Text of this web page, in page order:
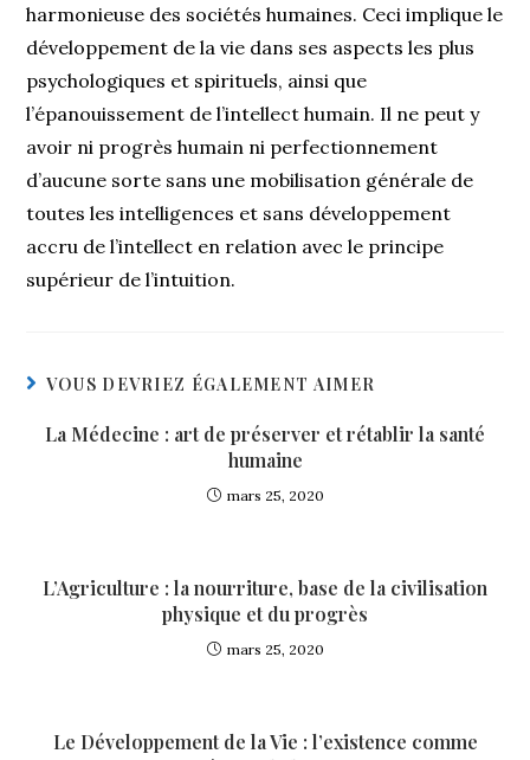
harmonieuse des sociétés humaines. Ceci implique le
développement de la vie dans ses aspects les plus
psychologiques et spirituels, ainsi que
l’épanouissement de l’intellect humain. Il ne peut y
avoir ni progrès humain ni perfectionnement
d’aucune sorte sans une mobilisation générale de
toutes les intelligences et sans développement
accru de l’intellect en relation avec le principe
supérieur de l’intuition.
VOUS DEVRIEZ ÉGALEMENT AIMER
La Médecine : art de préserver et rétablir la santé
humaine
mars 25, 2020
L’Agriculture : la nourriture, base de la civilisation
physique et du progrès
mars 25, 2020
Le Développement de la Vie : l’existence comme